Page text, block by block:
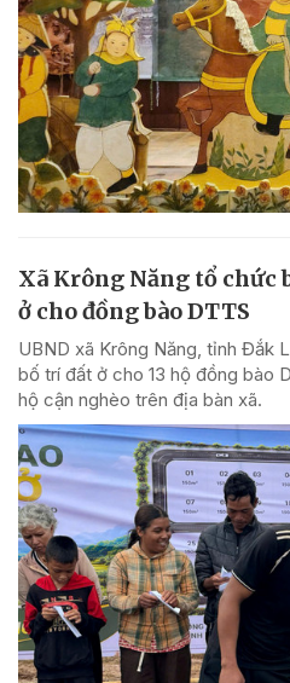
Xã Krông Năng tổ chức
ở cho đồng bào DTTS
UBND xã Krông Năng, tỉnh Đắk
bố trí đất ở cho 13 hộ đồng bào
hộ cận nghèo trên địa bàn xã.